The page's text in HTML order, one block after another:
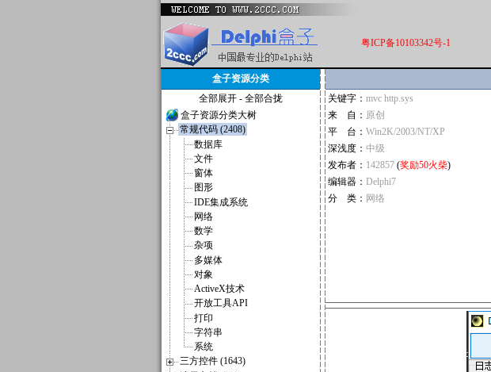
粤ICP备10103342号-1
盒子资源分类
全部展开 - 全部合拢
盒子资源分类大树
常规代码 (2408)
数据库
文件
窗体
图形
IDE集成系统
网络
数学
杂项
多媒体
对象
ActiveX技术
开放工具API
打印
字符串
系统
三方控件 (1643)
关键字： mvc http.sys
来 自： 原创
平 台： Win2K/2003/NT/XP
深浅度： 中级
发布者： 142857 (奖励50火柴)
编辑器： Delphi7
分 类： 网络